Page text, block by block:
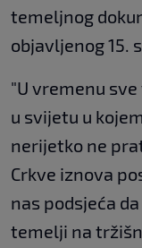
temeljnog
objavljenog 15.
"U vremenu
u svijetu u
nerijetko ne
Crkve iznova
nas podsjeća
temelji na